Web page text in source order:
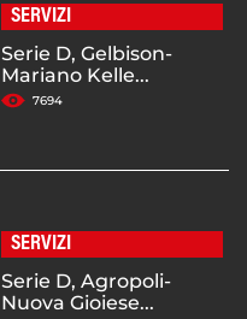
SERVIZI
Serie D, Gelbison-
Mariano Kelle...
7694
SERVIZI
Serie D, Agropoli-
Nuova Gioiese...